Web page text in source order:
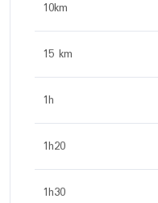
10km
15 km
1h
1h20
1h30